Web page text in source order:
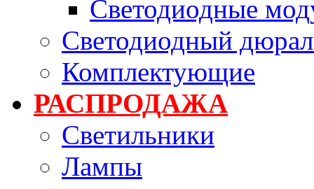
Светодиодные
Светодиодный
Комплектующие
РАСПРОДАЖА
Светильники
Лампы